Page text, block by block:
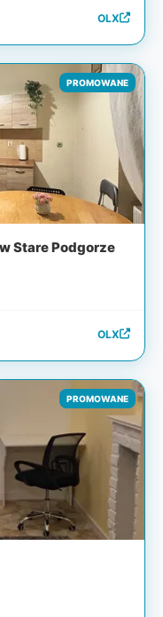
OLX
PROMOWANE
Stare Podgorze
OLX
PROMOWANE